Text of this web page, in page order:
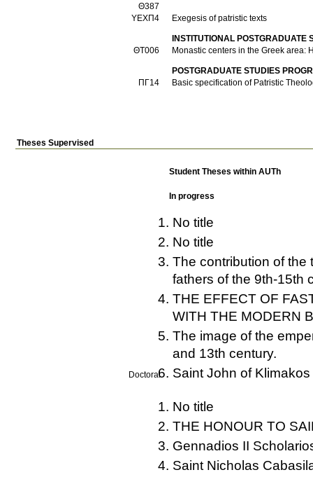
Θ387
ΥΕΧΠ4
Exegesis of patristic texts
INSTITUTIONAL
ΘΤ006
Monastic centers in the Greek area:
POSTGRADUATE STUDIES
ΠΓ14
Basic specification of Patristic
Theses Supervised
Student Theses within AUTh
In progress
Doctoral
No title
No title
The contribution of the
fathers of the 9th-15th
THE EFFECT OF
WITH THE MODERN
The image of the
and 13th century.
Saint John of
No title
THE HONOUR TO
Gennadios II
Saint Nicholas